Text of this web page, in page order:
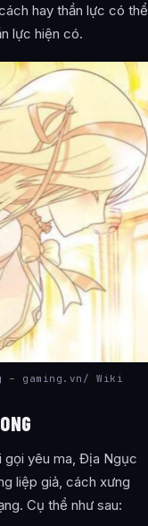
hay thần lực có thể
lực hiện có.
– gaming.vn/ Wiki
gọi yêu ma, Địa Ngục
liệp giả, cách xưng
Cụ thể như sau: